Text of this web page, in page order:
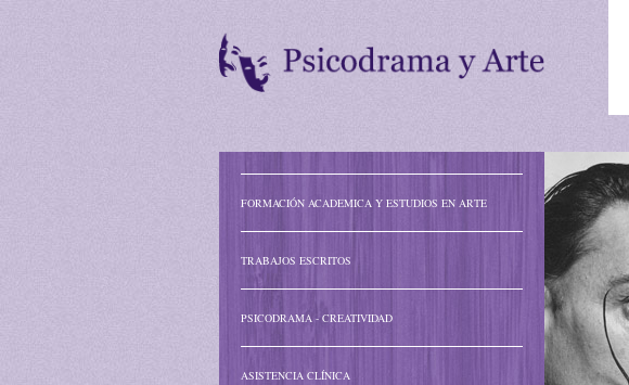
FORMACIÓN ACADEMICA Y ESTUDIOS EN ARTE
TRABAJOS ESCRITOS
PSICODRAMA - CREATIVIDAD
ASISTENCIA CLÍNICA